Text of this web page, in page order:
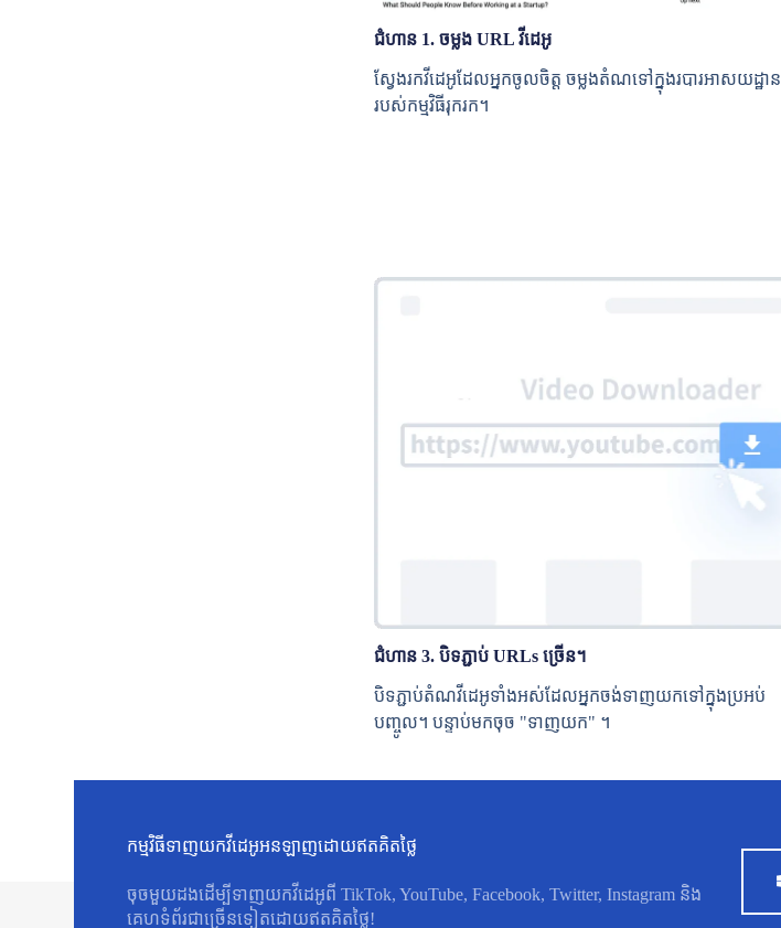
ជំហាន 1. ចម្លង URL វីដេអូ
ស្វែងរកវីដេអូដែលអ្នកចូលចិត្ត ចម្លងតំណទៅក្នុងរបារអាសយដ្ឋាន
របស់កម្មវិធីរុករក។
ជំហាន 3. បិទភ្ជាប់ URLs ច្រើន។
បិទភ្ជាប់តំណវីដេអូទាំងអស់ដែលអ្នកចង់ទាញយកទៅក្នុងប្រអប់
បញ្ចូល។ បន្ទាប់មកចុច "ទាញយក" ។
កម្មវិធីទាញយកវីដេអូអនឡាញដោយឥតគិតថ្លៃ
ចុចមួយដងដើម្បីទាញយកវីដេអូពី TikTok, YouTube, Facebook, Twitter, Instagram និង
គេហទំព័រជាច្រើនទៀតដោយឥតគិតថ្លៃ!